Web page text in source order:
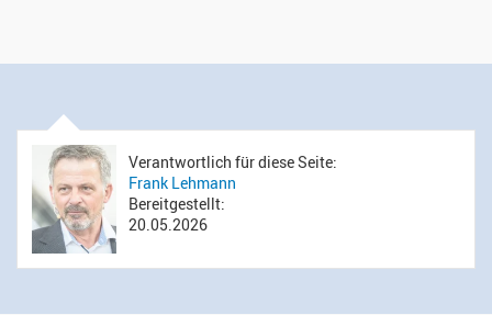
Verantwortlich für diese Seite:
Frank Lehmann
Bereitgestellt:
20.05.2026